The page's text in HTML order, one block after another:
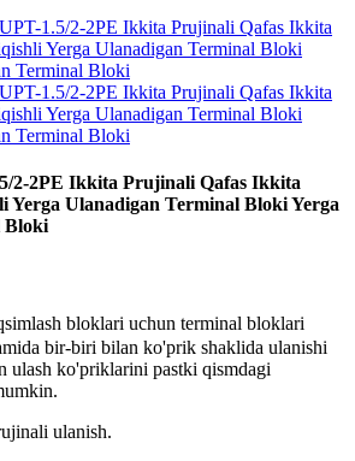
2-2PE Ikkita Prujinali Qafas Ikkita
Ulanadigan Terminal Bloki Yerga
Bloki
bloklari uchun terminal bloklari
bir-biri bilan ko'prik shaklida ulanishi
ulash ko'priklarini pastki qismdagi
ulanish.